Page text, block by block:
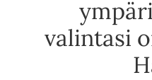
valintasi